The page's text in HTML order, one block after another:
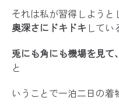
それは私が習得しようと
奥深さにドキドキ してい
兎にも角にも機場を見て
と
いうことで一泊二日の着